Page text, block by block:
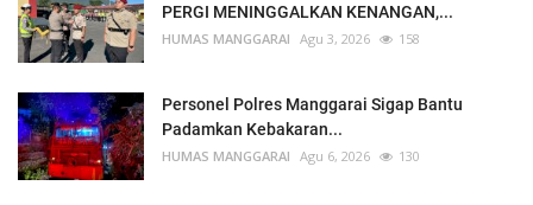
PERGI MENINGGALKAN KENANGAN,...
HUMAS MANGGARAI Agu 3, 2026 158
Personel Polres Manggarai Sigap Bantu
Padamkan Kebakaran...
HUMAS MANGGARAI Agu 6, 2026 130